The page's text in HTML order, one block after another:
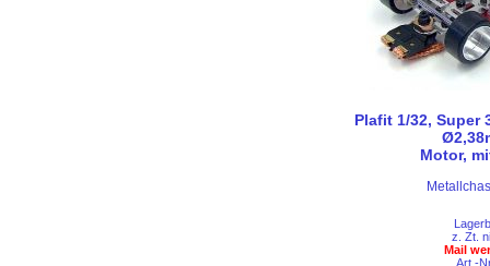
Plafit 1/32, Super
Motor,
z. Zt.
Mail
Art.-